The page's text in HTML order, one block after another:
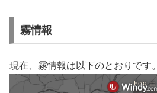
霧情報
現在、霧情報は以下のとおりです。